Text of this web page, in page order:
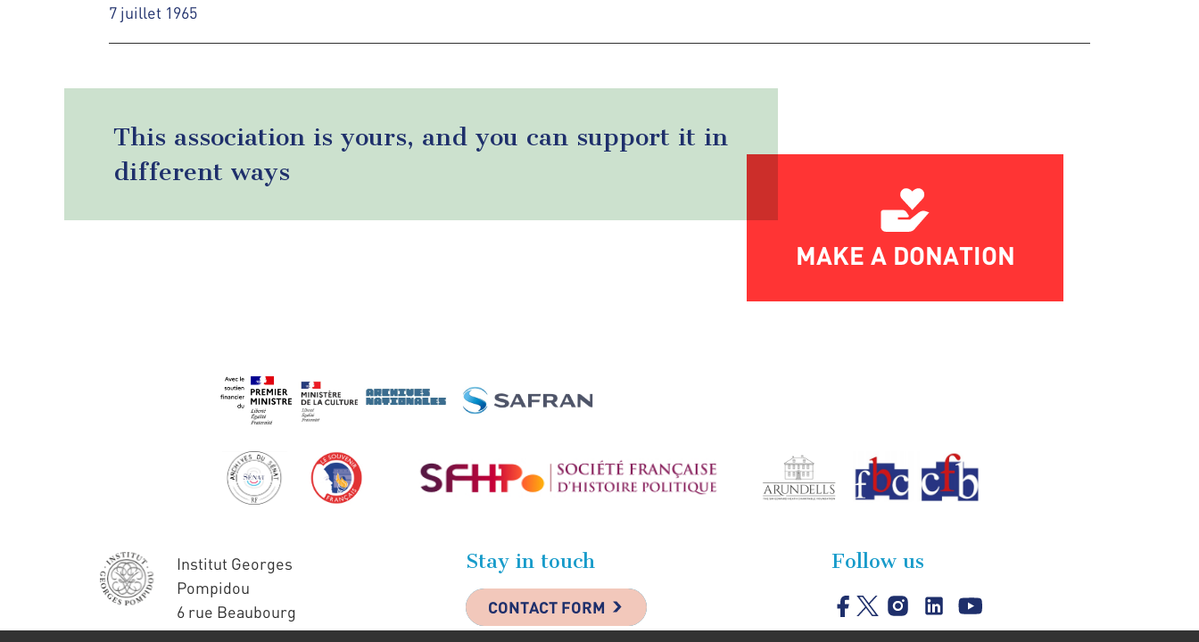
7 juillet 1965
This association is yours, and you can support it in
different ways
MAKE A DONATION
Institut Georges
Pompidou
6 rue Beaubourg
75004 Paris
Stay in touch
CONTACT FORM
Follow us